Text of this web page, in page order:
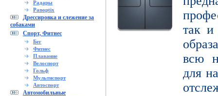
Радары
Panoptix
Дрессировка и слежение за
собаками
Спорт, Фитнес
Бег
Фитнес
Плавание
Велоспорт
Гольф
Мультиспорт
Автоспорт
Автомобильные
так и
всю
для